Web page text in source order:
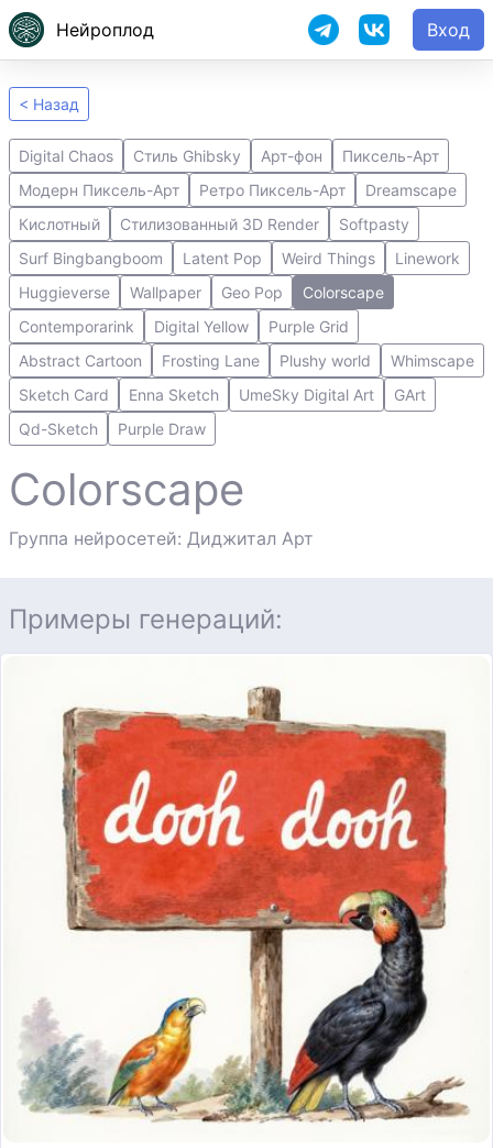
Нейроплод Вход
< Назад
Digital Chaos Стиль Ghibsky Арт-фон
Пиксель-Арт
Модерн Пиксель-Арт
Ретро Пиксель-Арт
Dreamscape
Кислотный
Стилизованный 3D Render
Softpasty
Surf Bingbangboom
Latent Pop Weird Things
Linework
Huggieverse
Wallpaper Geo Pop
Colorscape
Contemporarink
Digital Yellow
Purple Grid
Abstract Cartoon
Frosting Lane Plushy world
Whimscape
Sketch Card
Enna Sketch UmeSky Digital Art
GArt
Qd-Sketch
Purple Draw
Colorscape
Группа нейросетей: Диджитал Арт
Примеры генераций: